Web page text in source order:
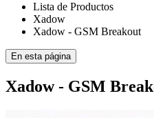
Lista de Productos
Xadow
Xadow - GSM Breakout
En esta página
Xadow - GSM